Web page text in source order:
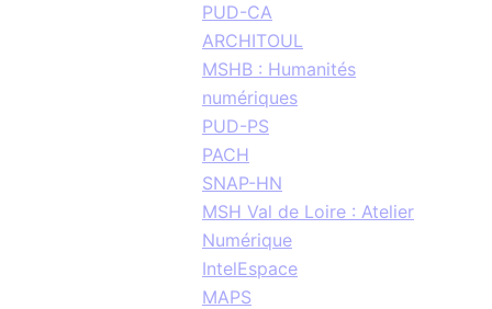
PUD-CA
ARCHITOUL
MSHB : Humanités
numériques
PUD-PS
PACH
SNAP-HN
MSH Val de Loire : Atelier
Numérique
IntelEspace
MAPS